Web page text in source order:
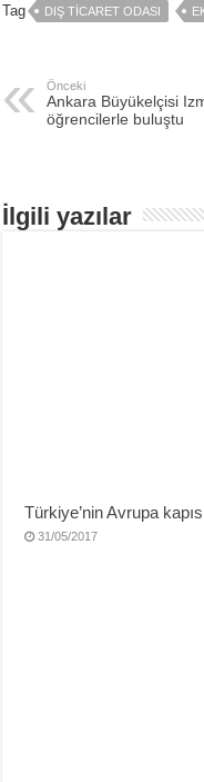
Tag DIŞ TICARET ODASI
Önceki
Ankara Büyükelçisi
öğrencilerle buluştu
İlgili yazılar
Türkiye’nin Avrupa
31/05/2017